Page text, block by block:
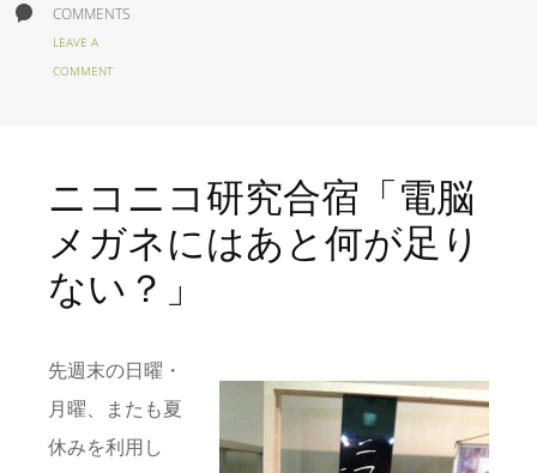
COMMENTS
LEAVE A
COMMENT
ニコニコ研究合宿「電脳
メガネにはあと何が足り
ない？」
先週末の日曜・
月曜、またも夏
休みを利用し